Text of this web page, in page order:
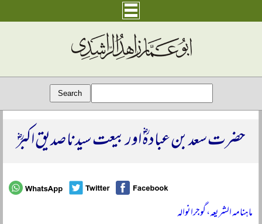
حضرت سعد بن عبادہؓ اور بیعت سیدنا صدیق اکبرؓ
ماہنامہ الشریعہ، گوجرانوالہ